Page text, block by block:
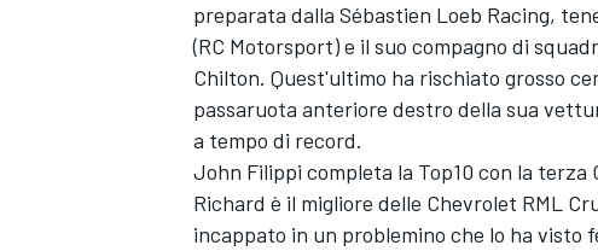
preparata dalla Sébastien Loeb Racing,
(RC Motorsport) e il suo compagno di
Chilton. Quest'ultimo ha rischiato grosso
passaruota anteriore destro della sua
a tempo di record.
John Filippi completa la Top10 con la terza
Richard è il migliore delle Chevrolet RML
incappato in un problemino che lo ha visto